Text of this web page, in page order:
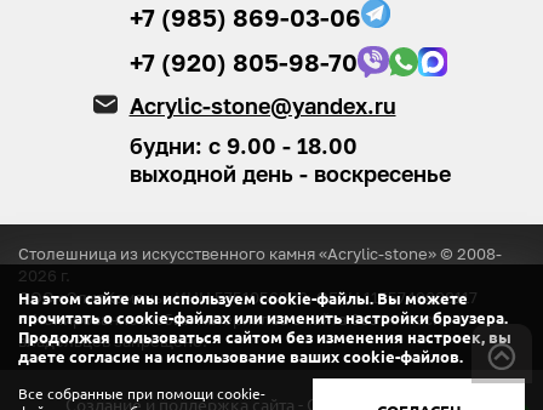
+7 (985) 869-03-06
+7 (920) 805-98-70
Acrylic-stone@yandex.ru
будни: с 9.00 - 18.00
выходной день - воскресенье
Столешница из искусственного камня «Acrylic-stone» © 2008-
2026 г.
ООО «ЭлитКамень»ИНН 5751056920, ОГРН 1155749008117
® Копирование любых материалов с сайтабез согласия
владельцев запрещено.
Создание и поддержка сайта - ООО «Регион центр».
На этом сайте мы используем cookie-файлы. Вы можете
прочитать о cookie-файлах или изменить настройки браузера.
Продолжая пользоваться сайтом без изменения настроек, вы
даете согласие на использование ваших cookie-файлов.
Все собранные при помощи cookie-